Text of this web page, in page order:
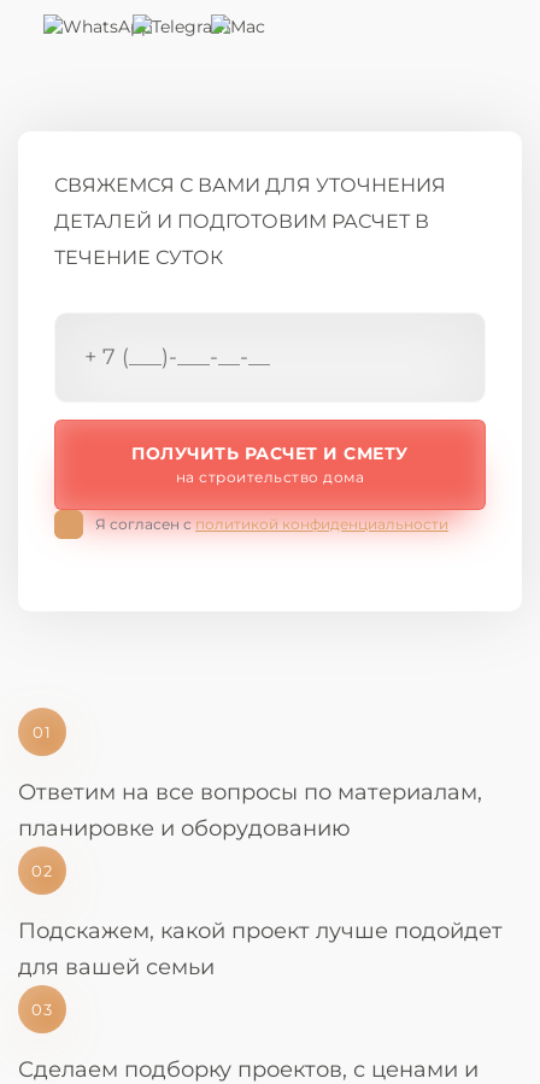
СВЯЖЕМСЯ С ВАМИ ДЛЯ УТОЧНЕНИЯ
ДЕТАЛЕЙ И ПОДГОТОВИМ РАСЧЕТ В
ТЕЧЕНИЕ СУТОК
ПОЛУЧИТЬ РАСЧЕТ И СМЕТУ
на строительство дома
Я согласен сполитикой конфиденциальности
01
Ответим на все вопросы по материалам,
планировке и оборудованию
02
Подскажем, какой проект лучше подойдет
для вашей семьи
03
Сделаем подборку проектов, с ценами и